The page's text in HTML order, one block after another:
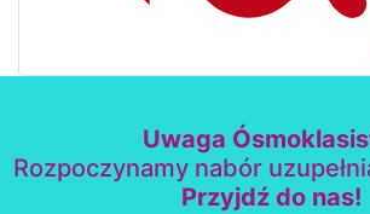
Uwaga
Rozpoczynamy nabór
Przyjdź do nas!